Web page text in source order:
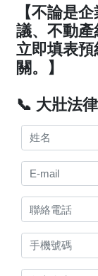
【不論是
議、不動
立即填表
關。】
📞 大壯法